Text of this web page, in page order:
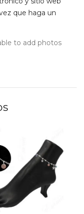
que haga un
to add photos